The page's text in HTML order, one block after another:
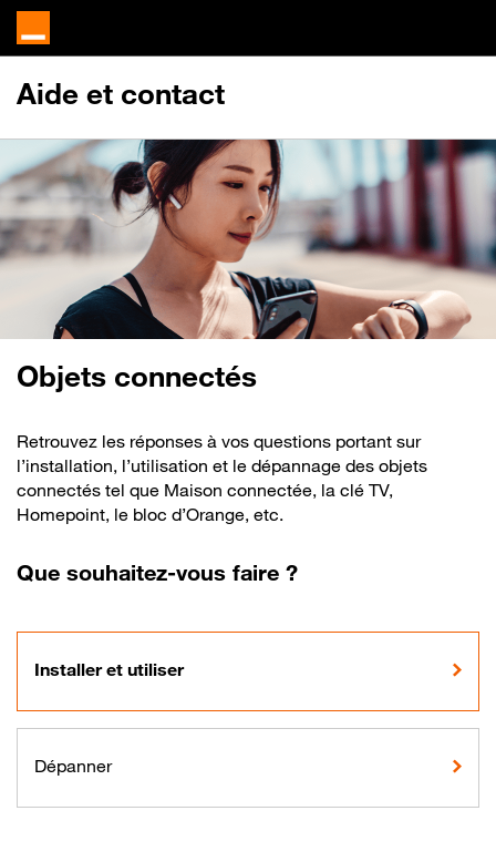
Aide et contact
Objets connectés
Retrouvez les réponses à vos questions portant sur
l’installation, l’utilisation et le dépannage des objets
connectés tel que Maison connectée, la clé TV,
Homepoint, le bloc d’Orange, etc.
Que souhaitez-vous faire ?
Installer et utiliser
Dépanner